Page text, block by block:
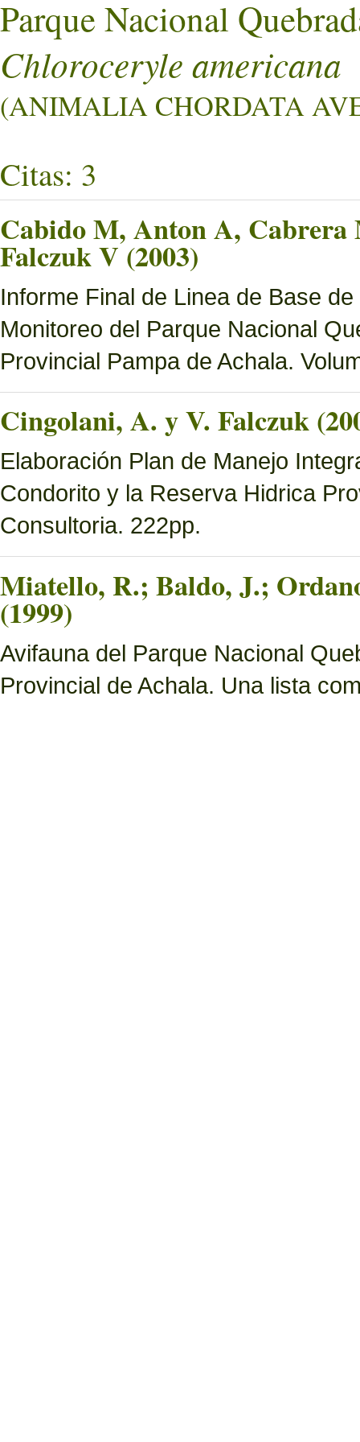
Parque Nacional
Chloroceryle americana
(ANIMALIA CHORDATA
Citas: 3
Cabido M, Anton A,
Falczuk V (2003)
Informe Final de Linea de Base
Monitoreo del Parque Nacional
Provincial Pampa de Achala.
Cingolani, A. y V. Falczuk
Elaboración Plan de Manejo
Condorito y la Reserva Hidrica
Consultoria. 222pp.
Miatello, R.; Baldo, J.;
(1999)
Avifauna del Parque Nacional
Provincial de Achala. Una lista